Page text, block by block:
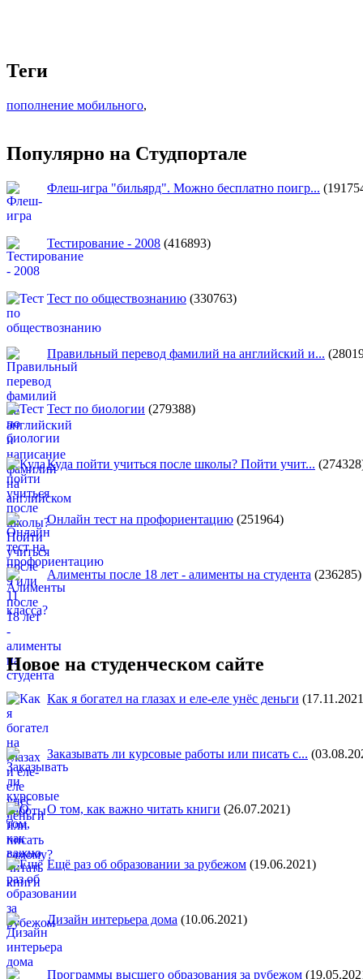
Теги
пополнение мобильного,
Популярно на Студпортале
Флеш-игра "бильярд". Можно бесплатно поигр...
Тестирование - 2008 (416893)
Тест по обществознанию (330763)
Правильный перевод фамилий на английский и...
Тест по биологии (279388)
Куда пойти учиться после школы? Пойти учит...
Онлайн тест на профориентацию (251964)
Алименты после 18 лет - алименты на студента (236285)
Новое на студенческом сайте
Как я богател на глазах и еле-еле унёс деньги
Заказывать ли курсовые работы или писать с...
О том, как важно читать книги (26.07.2021)
Ещё раз об образовании за рубежом (19.06.2021)
Дизайн интерьера дома (10.06.2021)
Программы высшего образования за рубежом